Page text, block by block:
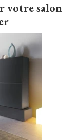
sa clarté.
votre salon